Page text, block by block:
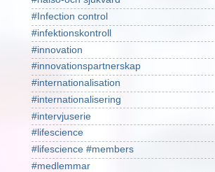
#Infection control
#infektionskontroll
#innovation
#innovationspartnerskap
#internationalisation
#internationalisering
#intervjuserie
#lifescience
#lifescience #members
#medlemmar